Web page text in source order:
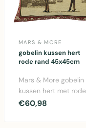
MARS & MORE
gobelin kussen hert
rode rand 45x45cm
Mars & More gobelin
kussen hert met rode
rand 45x45cm.
€60,98